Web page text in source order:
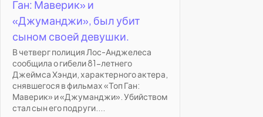
Ган: Маверик» и
«Джуманджи», был убит
сыном своей девушки.
В четверг полиция Лос-Анджелеса
сообщила о гибели 81-летнего
Джеймса Хэнди, характерного актера,
снявшегося в фильмах «Топ Ган:
Маверик» и «Джуманджи». Убийством
стал сын его подруги....